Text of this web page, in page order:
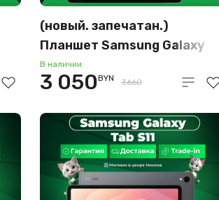
(новый. запечатан.)
Планшет Samsung Galaxy
Tab S11 5G SM-X736
12GB/512GB (серебристый)
В наличии
3 050BYN 3660